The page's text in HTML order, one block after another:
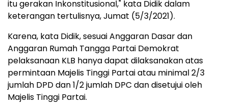
itu gerakan Inkonstitusional," kata Didik dalam
keterangan tertulisnya, Jumat (5/3/2021).
Karena, kata Didik, sesuai Anggaran Dasar dan
Anggaran Rumah Tangga Partai Demokrat
pelaksanaan KLB hanya dapat dilaksanakan atas
permintaan Majelis Tinggi Partai atau minimal 2/3
jumlah DPD dan 1/2 jumlah DPC dan disetujui oleh
Majelis Tinggi Partai.